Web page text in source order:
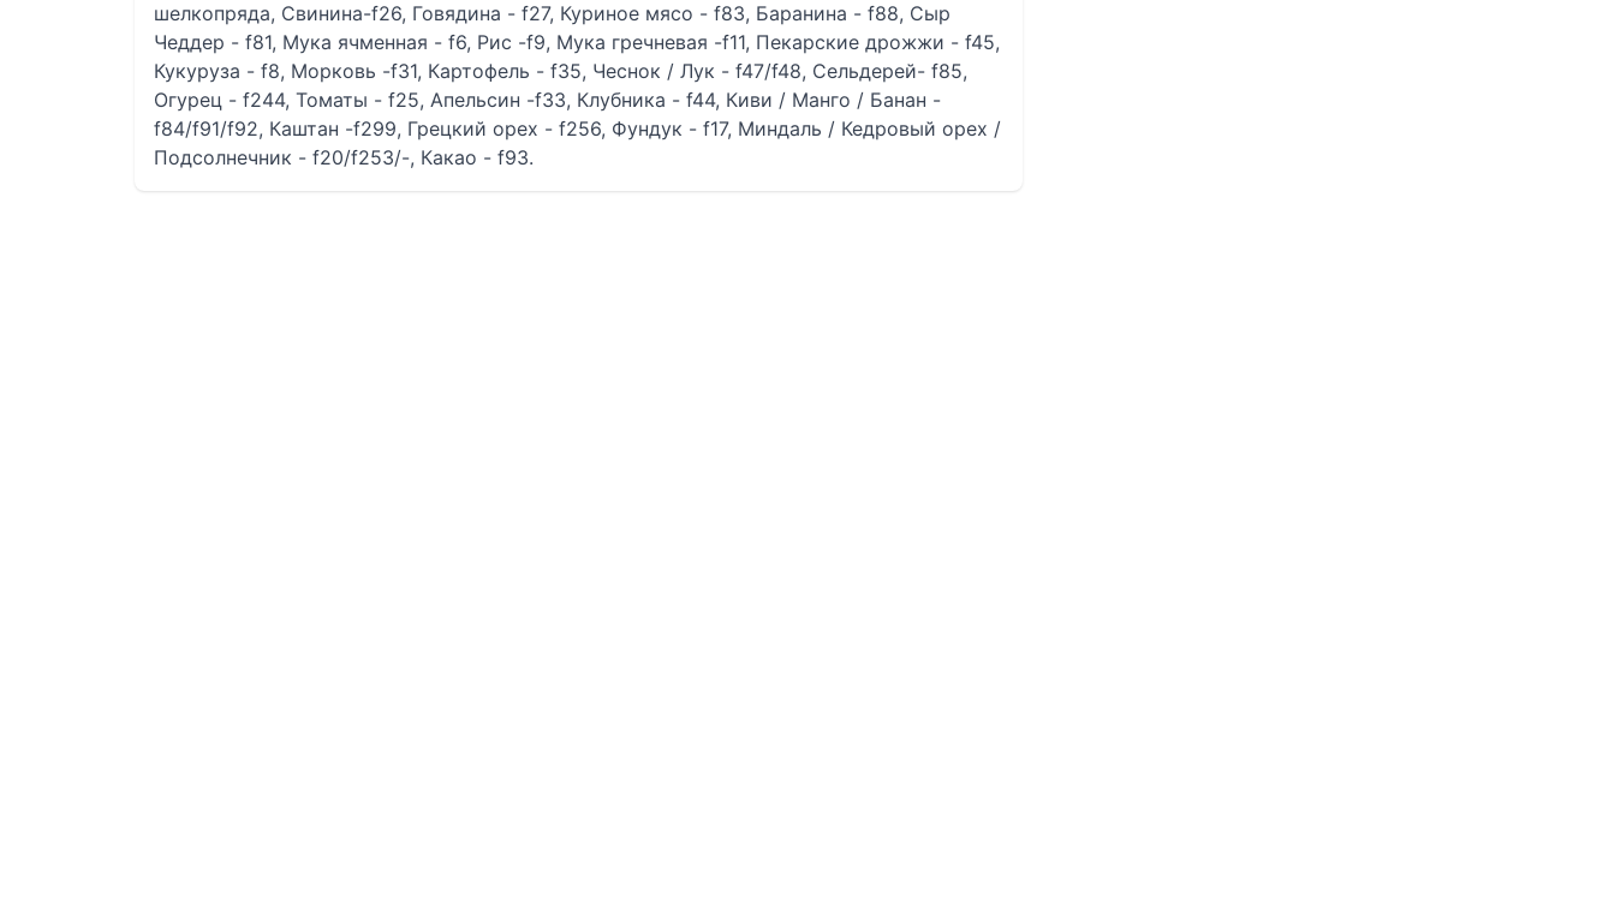
шелкопряда, Свинина-f26, Говядина - f27, Куриное мясо - f83, Баранина - f88, Сыр
Чеддер - f81, Мука ячменная - f6, Рис -f9, Мука гречневая -f11, Пекарские дрожжи - f45,
Кукуруза - f8, Морковь -f31, Картофель - f35, Чеснок / Лук - f47/f48, Сельдерей- f85,
Огурец - f244, Томаты - f25, Апельсин -f33, Клубника - f44, Киви / Манго / Банан -
f84/f91/f92, Каштан -f299, Грецкий орех - f256, Фундук - f17, Миндаль / Кедровый орех /
Подсолнечник - f20/f253/-, Какао - f93.